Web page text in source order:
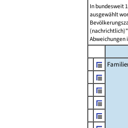
In bundesweit
ausgewählt
Abweichungen